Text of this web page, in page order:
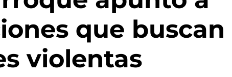
que buscan
violentas